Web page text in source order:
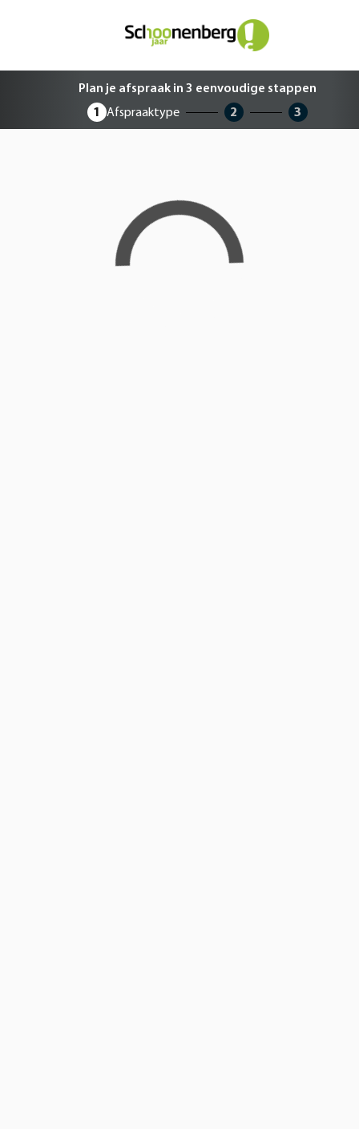
Plan je afspraak in 3 eenvoudige
Plan je afspraak in 3 eenvoudige stappen
1
Afspraaktype 2 3
Loading...